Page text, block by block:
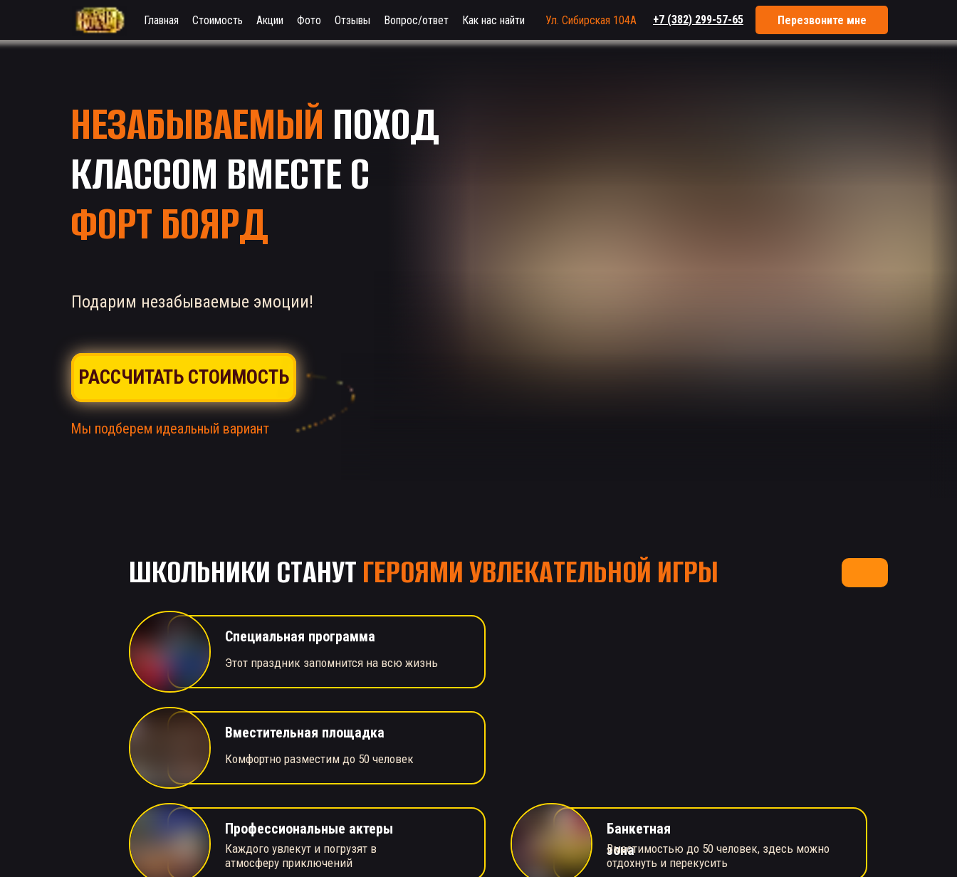
РАССЧИТАТЬ СТОИМОСТЬ
НЕЗАБЫВАЕМЫЙ ПОХОД
КЛАССОМ ВМЕСТЕС
ФОРТ БОЯРД
Подарим незабываемые эмоции!
Мы подберем идеальный вариант
Комфортно разместим до 50 человек
Каждого увлекут и погрузят в
атмосферу приключений
Вместимостью до 50 человек, здесь можно
отдохнуть и перекусить
Этот праздник запомнится на всю жизнь
Вместительная площадка
Банкетная
зона
Профессиональные актеры
Специальная программа
ШКОЛЬНИКИ СТАНУТГЕРОЯМИ УВЛЕКАТЕЛЬНОЙ ИГРЫ
Ул. Сибирская 104А +7 (382) 299-57-65
Главная Стоимость Акции Фото Отзывы Вопрос/ответ Как нас найти Перезвоните мне